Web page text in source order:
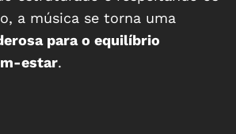
a música se torna uma
para o equilíbrio
estar.